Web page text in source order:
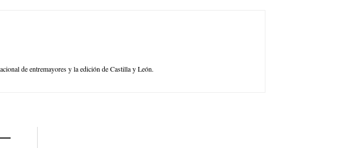
de entremayores y la edición de Castilla y León.